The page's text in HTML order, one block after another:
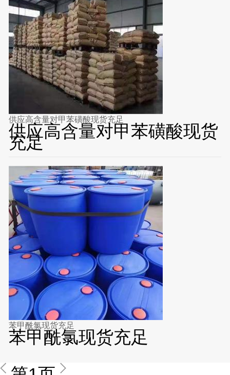
供应高含量对甲苯磺酸现货充足
供应高含量对甲苯磺酸现货
充足
苯甲酰氯现货充足
苯甲酰氯现货充足